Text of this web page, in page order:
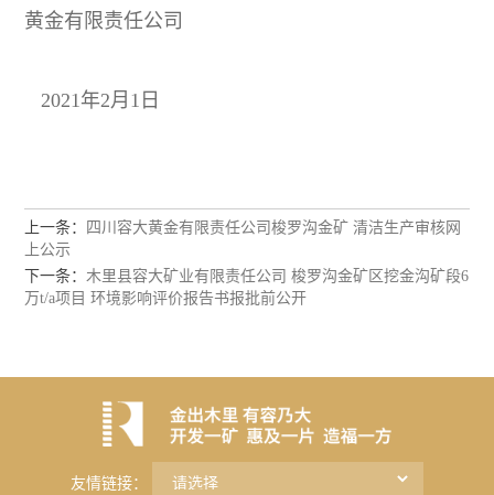
黄金有限责任公司
2021年2月1日
上一条：
四川容大黄金有限责任公司梭罗沟金矿 清洁生产审核网
上公示
下一条：木里县容大矿业有限责任公司 梭罗沟金矿区挖金沟矿段6
万t/a项目 环境影响评价报告书报批前公开
友情链接：